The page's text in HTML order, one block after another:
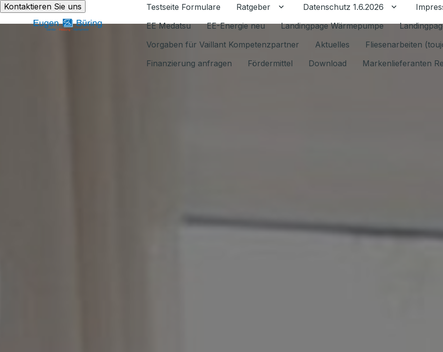
Kontaktieren Sie uns Testseite Formulare Ratgeber Untermenü für Ratgeber umschalten
Datenschutz 1.6.2026 Untermenü
EE Medatsu
EE-Energie neu Landingpage Wärmepumpe
Vorgaben für Vaillant Kompetenzpartner
Aktuelles
Fliesenarbeiten
Finanzierung anfragen
Fördermittel Download Markenlieferanten